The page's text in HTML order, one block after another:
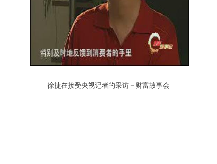
徐捷在接受央视记者的采访－财富故事会